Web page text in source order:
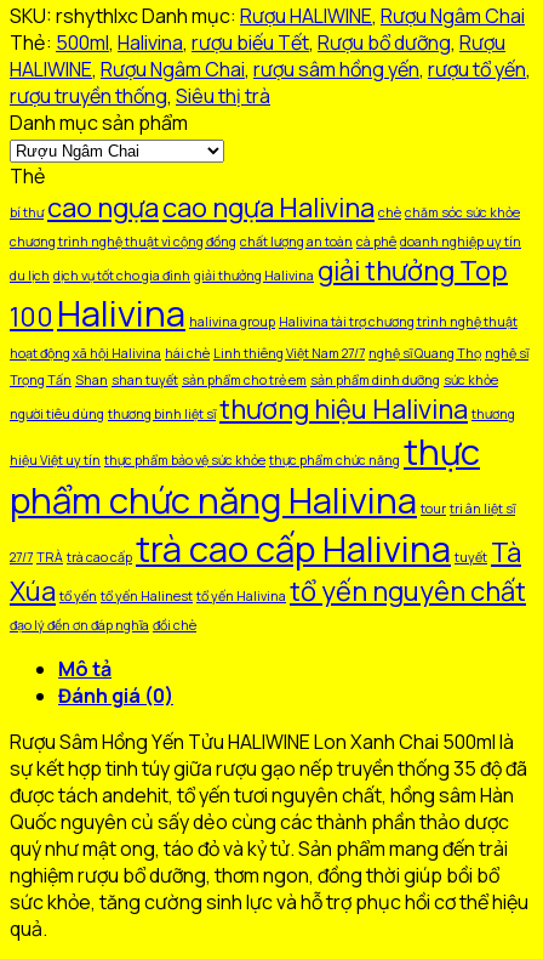
Xanh
Chai
500ml
số
lượng
SKU:rshythlxcDanh mục: Rượu HALIWINE, Rượu Ngâm Chai
Thẻ: 500ml, Halivina, rượu biếu Tết, Rượu bổ dưỡng, Rượu
HALIWINE, Rượu Ngâm Chai, rượu sâm hồng yến, rượu tổ yến,
rượu truyền thống, Siêu thị trà
Danh mục sản phẩm
Thẻ
bí thư cao ngựacao ngựa Halivina chè chăm sóc sức khỏe
chương trình nghệ thuật vì cộng đồng chất lượng an toàn cà phê doanh nghiệp uy tín
du lịch dịch vụ tốt cho gia đình giải thưởng Halivina giải thưởng Top
100 Halivina halivina group Halivina tài trợ chương trình nghệ thuật
hoạt động xã hội Halivina hái chè Linh thiêng Việt Nam 27/7 nghệ sĩ Quang Thọ nghệ sĩ
Trọng Tấn Shan shan tuyết sản phẩm cho trẻ em sản phẩm dinh dưỡng sức khỏe
người tiêu dùng thương binh liệt sĩ thương hiệu Halivina thương
hiệu Việt uy tín thực phẩm bảo vệ sức khỏe thực phẩm chức năng thực
phẩm chức năng Halivina tour tri ân liệt sĩ
27/7 TRÀ trà cao cấp trà cao cấp Halivina tuyết Tà
Xúa tổ yến tổ yến Halinest tổ yến Halivina tổ yến nguyên chất
đạo lý đền ơn đáp nghĩa đồi chè
Mô tả
Đánh giá (0)
Rượu Sâm Hồng Yến Tửu HALIWINE Lon Xanh Chai 500ml là
sự kết hợp tinh túy giữa rượu gạo nếp truyền thống 35 độ đã
được tách andehit, tổ yến tươi nguyên chất, hồng sâm Hàn
Quốc nguyên củ sấy dẻo cùng các thành phần thảo dược
quý như mật ong, táo đỏ và kỷ tử. Sản phẩm mang đến trải
nghiệm rượu bổ dưỡng, thơm ngon, đồng thời giúp bồi bổ
sức khỏe, tăng cường sinh lực và hỗ trợ phục hồi cơ thể hiệu
quả.